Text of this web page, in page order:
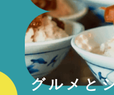
グルメと